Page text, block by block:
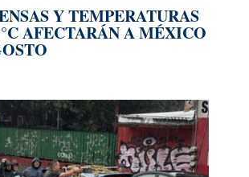
Y TEMPERATURAS
AFECTARÁN A MÉXICO